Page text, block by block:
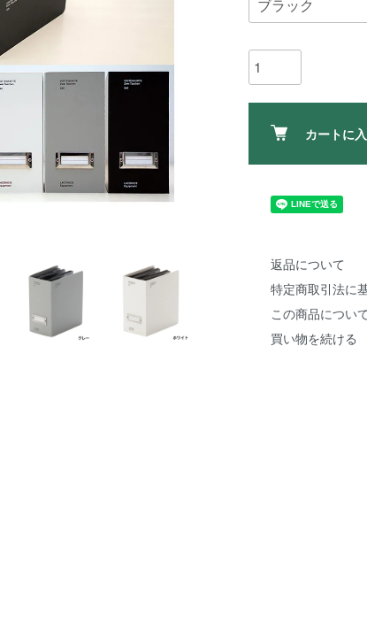
カートに
返品について
特定商取引法に
この商品につい
買い物を続ける